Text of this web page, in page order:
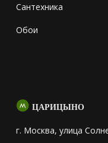
Сантехника
Обои
ЦАРИЦЫНО
г. Москва, улица